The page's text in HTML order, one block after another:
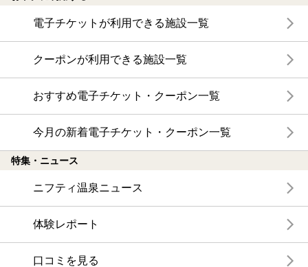
電子チケットが利用できる施設一覧
クーポンが利用できる施設一覧
おすすめ電子チケット・クーポン一覧
今月の新着電子チケット・クーポン一覧
特集・ニュース
ニフティ温泉ニュース
体験レポート
口コミを見る